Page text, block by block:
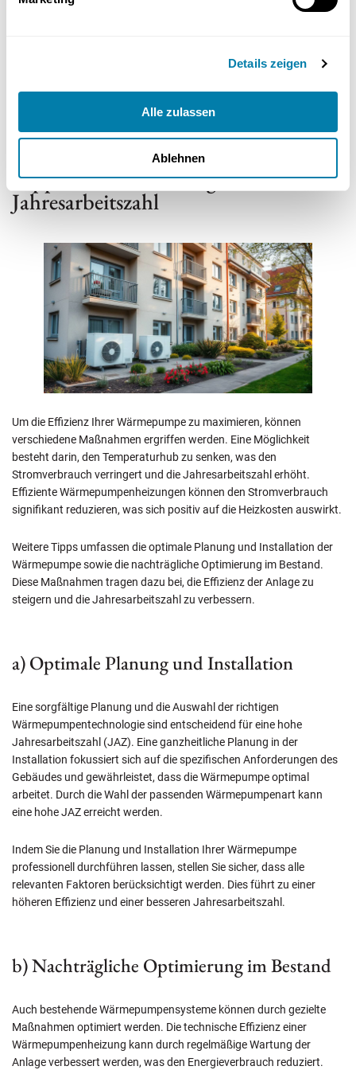
Details zeigen
Alle zulassen
Ablehnen
Wärmepumpen typischerweise eine JAZ von 4 bis 4,5 haben.
zu 5. Die Wahl der Wasser-Wasser-Wärmepumpe hat daher einen
finden.
Tipps zur Verbesserung der
Jahresarbeitszahl
Um die Effizienz Ihrer Wärmepumpe zu maximieren, können
verschiedene Maßnahmen ergriffen werden. Eine Möglichkeit
besteht darin, den Temperaturhub zu senken, was den
Stromverbrauch verringert und die Jahresarbeitszahl erhöht.
Effiziente Wärmepumpenheizungen können den Stromverbrauch
signifikant reduzieren, was sich positiv auf die Heizkosten auswirkt.
Weitere Tipps umfassen die optimale Planung und Installation der
Wärmepumpe sowie die nachträgliche Optimierung im Bestand.
Diese Maßnahmen tragen dazu bei, die Effizienz der Anlage zu
steigern und die Jahresarbeitszahl zu verbessern.
a) Optimale Planung und Installation
Eine sorgfältige Planung und die Auswahl der richtigen
Wärmepumpentechnologie sind entscheidend für eine hohe
Jahresarbeitszahl (JAZ). Eine ganzheitliche Planung in der
Installation fokussiert sich auf die spezifischen Anforderungen des
Gebäudes und gewährleistet, dass die Wärmepumpe optimal
arbeitet. Durch die Wahl der passenden Wärmepumpenart kann
eine hohe JAZ erreicht werden.
Indem Sie die Planung und Installation Ihrer Wärmepumpe
professionell durchführen lassen, stellen Sie sicher, dass alle
relevanten Faktoren berücksichtigt werden. Dies führt zu einer
höheren Effizienz und einer besseren Jahresarbeitszahl.
b) Nachträgliche Optimierung im Bestand
Auch bestehende Wärmepumpensysteme können durch gezielte
Maßnahmen optimiert werden. Die technische Effizienz einer
Wärmepumpenheizung kann durch regelmäßige Wartung der
Anlage verbessert werden, was den Energieverbrauch reduziert.